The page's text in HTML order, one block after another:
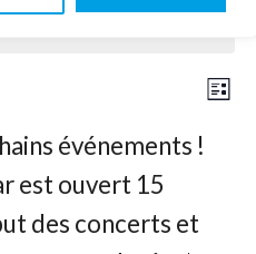
par
Liste